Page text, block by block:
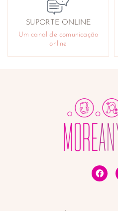
SUPORTE ONLINE
Um canal de comunicação
online